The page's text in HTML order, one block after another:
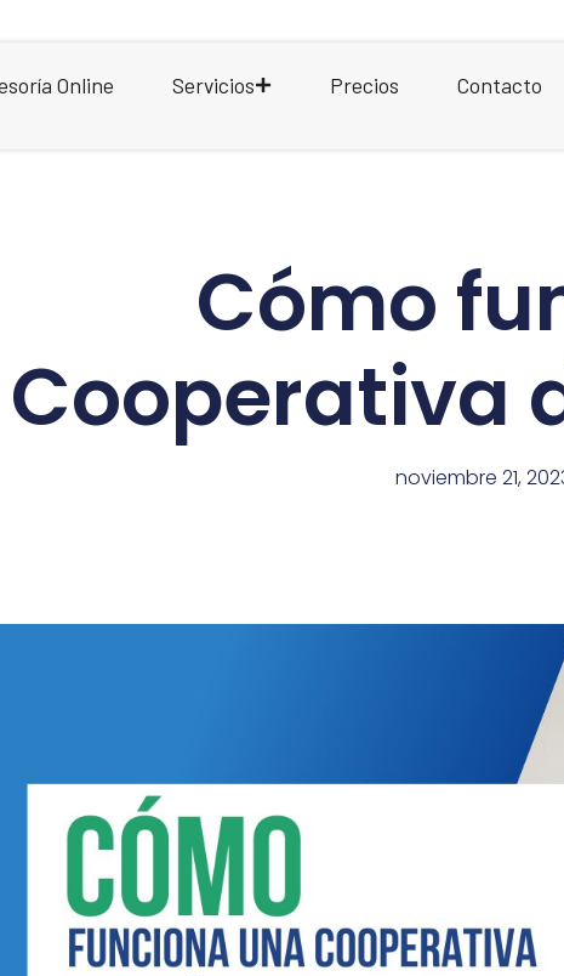
Online Servicios Precios Contacto
Cómo
Cooperativa
noviembre 21,